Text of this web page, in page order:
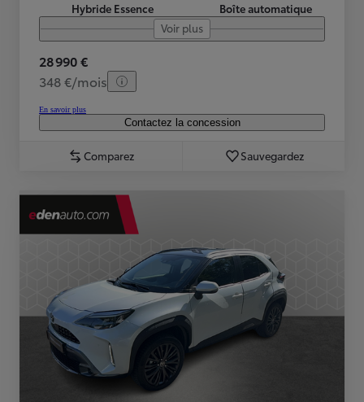
Hybride Essence
Boîte automatique
Voir plus
28 990 €
348 €/mois
En savoir plus
Contactez la concession
Comparez Sauvegardez